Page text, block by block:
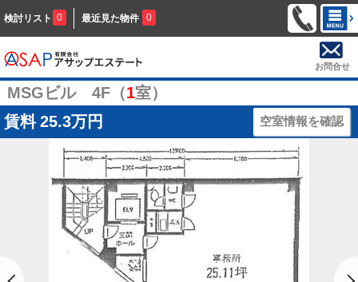
検討リスト 0 最近見た物件 0
お問合せ
MSGビル 4F（1室）
賃料 25.3万円 空室情報を確認